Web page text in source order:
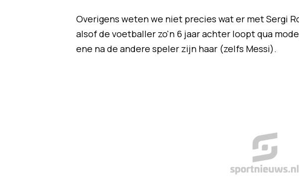
Overigens weten we niet precies wat er met Sergi
alsof de voetballer zo'n 6 jaar achter loopt qua
ene na de andere speler zijn haar (zelfs Messi).